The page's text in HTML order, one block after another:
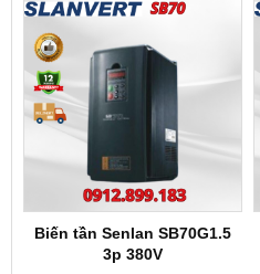
Biến tần Senlan SB70G1.5
3p 380V